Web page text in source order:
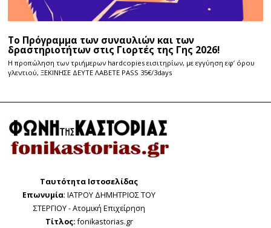
Το Πρόγραμμα των συναυλιών και των
δραστηριοτήτων στις Γιορτές της Γης 2026!
Η προπώληση των τριήμερων hardcopies εισιτηρίων, με εγγύηση εφ’ όρου
γλεντιού, ΞΕΚΙΝΗΣΕ ΔΕΥΤΕ ΛΑΒΕΤΕ PASS 35€/3days
Ταυτότητα Ιστοσελίδας
Επωνυμία: ΙΑΤΡΟΥ ΔΗΜΗΤΡΙΟΣ ΤΟΥ
ΣΤΕΡΓΙΟΥ - Ατομική Επιχείρηση
Τίτλος:fonikastorias.gr